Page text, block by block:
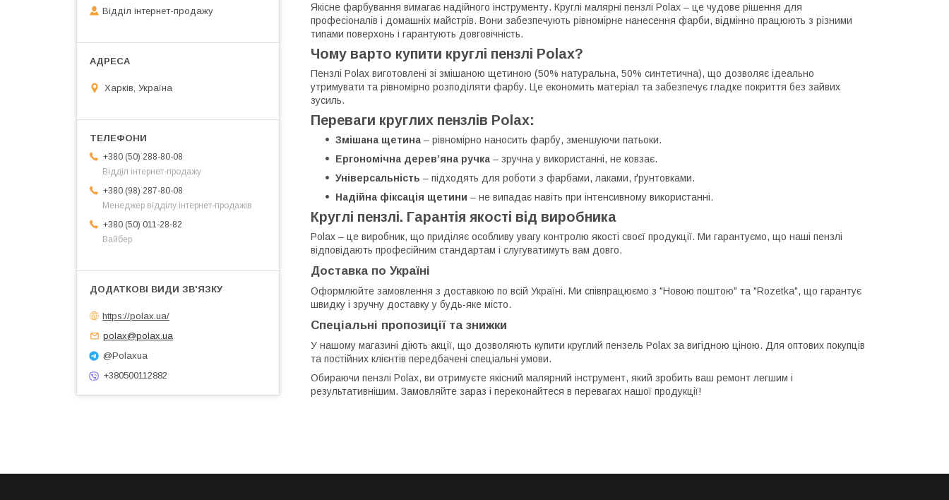
Якісне фарбування вимагає надійного інструменту. Круглі малярні пензлі Polax – це чудове рішення для
професіоналів і домашніх майстрів. Вони забезпечують рівномірне нанесення фарби, відмінно працюють з різними
типами поверхонь і гарантують довговічність.
Чому варто купити круглі пензлі Polax?
Пензлі Polax виготовлені зі змішаною щетиною (50% натуральна, 50% синтетична), що дозволяє ідеально
утримувати та рівномірно розподіляти фарбу. Це економить матеріал та забезпечує гладке покриття без зайвих
зусиль.
Переваги круглих пензлів Polax:
Змішана щетина – рівномірно наносить фарбу, зменшуючи патьоки.
Ергономічна дерев’яна ручка – зручна у використанні, не ковзає.
Універсальність – підходять для роботи з фарбами, лаками, ґрунтовками.
Надійна фіксація щетини – не випадає навіть при інтенсивному використанні.
Круглі пензлі. Гарантія якості від виробника
Polax – це виробник, що приділяє особливу увагу контролю якості своєї продукції. Ми гарантуємо, що наші пензлі
відповідають професійним стандартам і слугуватимуть вам довго.
Доставка по Україні
Оформлюйте замовлення з доставкою по всій Україні. Ми співпрацюємо з "Новою поштою" та "Rozetka", що гарантує
швидку і зручну доставку у будь-яке місто.
Спеціальні пропозиції та знижки
У нашому магазині діють акції, що дозволяють купити круглий пензель Polax за вигідною ціною. Для оптових покупців
та постійних клієнтів передбачені спеціальні умови.
Обираючи пензлі Polax, ви отримуєте якісний малярний інструмент, який зробить ваш ремонт легшим і
результативнішим. Замовляйте зараз і переконайтеся в перевагах нашої продукції!
Відділ інтернет-продажу
Харків, Україна
+380 (50) 288-80-08
Відділ інтернет-продажу
+380 (98) 287-80-08
Менеджер відділу інтернет-продажів
+380 (50) 011-28-82
Вайбер
https://polax.ua/
polax@polax.ua
@Polaxua
+380500112882